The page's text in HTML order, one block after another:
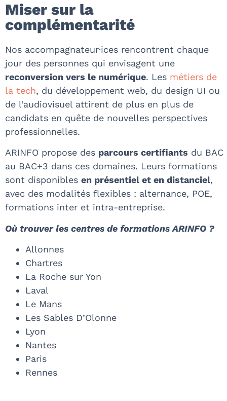
Miser sur la
complémentarité
Nos accompagnateur·ices rencontrent chaque
jour des personnes qui envisagent une
reconversion vers le numérique. Les métiers de
la tech, du développement web, du design UI ou
de l’audiovisuel attirent de plus en plus de
candidats en quête de nouvelles perspectives
professionnelles.
ARINFO propose des parcours certifiants du BAC
au BAC+3 dans ces domaines. Leurs formations
sont disponibles en présentiel et en distanciel,
avec des modalités flexibles : alternance, POE,
formations inter et intra-entreprise.
Où trouver les centres de formations ARINFO ?
Allonnes
Chartres
La Roche sur Yon
Laval
Le Mans
Les Sables D’Olonne
Lyon
Nantes
Paris
Rennes